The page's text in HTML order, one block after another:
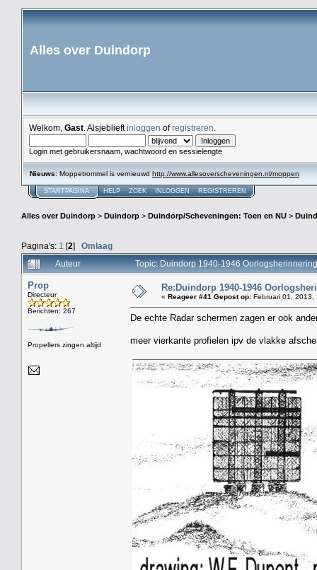
Alles over Duindorp
Welkom, Gast . Alsjeblieftinloggen ofregistreren
Login met gebruikersnaam, wachtwoord en sessielengte
Nieuws: Moppetrommel is vernieuwd http://www.allesoverscheveningen.nl/moppen
STARTPAGINA HELP ZOEK INLOGGEN REGISTREREN
Alles over Duindorp > Duindorp > Duindorp/Scheveningen: Toen en NU >
Pagina's: 1 [2] Omlaag
Auteur
Topic: Duindorp 1940-1946
Prop
Directeur
Berichten: 267
Propellers zingen altijd
Re:Duindorp 1940-1946
« Reageer #41 Gepost op: Februari 01, 2013,
De echte Radar schermen zagen er ook
meer vierkante profielen ipv de vlakke